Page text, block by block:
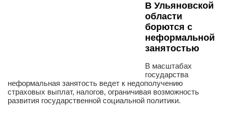
В Ульяновской
области
борются с
неформальной
занятостью
В масштабах
государства
неформальная занятость ведет к недополучению
страховых выплат, налогов, ограничивая возможность
развития государственной социальной политики.